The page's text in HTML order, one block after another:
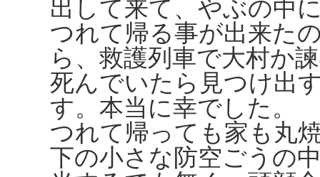
出して来て、やぶの中
つれて帰る事が出来た
ら、救護列車で大村か
死んでいたら見つけ出
す。本当に幸でした。
つれて帰っても家も丸
下の小さな防空ごうの